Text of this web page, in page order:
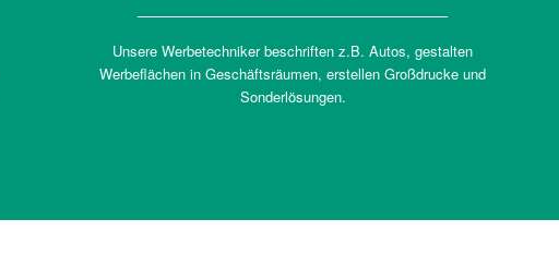
Unsere Werbetechniker beschriften z.B. Autos, gestalten
Werbeflächen in Geschäftsräumen, erstellen Großdrucke und
Sonderlösungen.